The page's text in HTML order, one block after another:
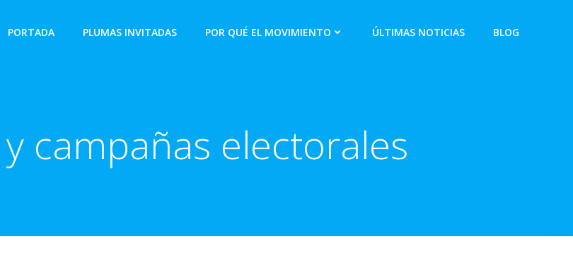
PORTADA PLUMAS INVITADAS POR QUÉ EL MOVIMIENTO ÚLTIMAS NOTICIAS BLOG
campañas electorales